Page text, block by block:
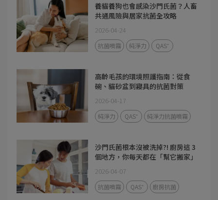
養貓養狗也會感染沙門氏菌？人畜
共通風險與居家抗菌全攻略
2026-04-24
抗菌噴霧 純淨力 QAS⁺
高齡毛孩的環境照護指南：從食
碗、貓砂盆到寢具的抗菌對策
2026-04-17
純淨力 QAS⁺ 純淨力抗菌噴霧
沙門氏菌根本沒被洗掉?! 廚房這 3
個地方，你每天都在「幫它搬家」
2026-04-07
抗菌噴霧 QAS⁺ 廚房抗菌